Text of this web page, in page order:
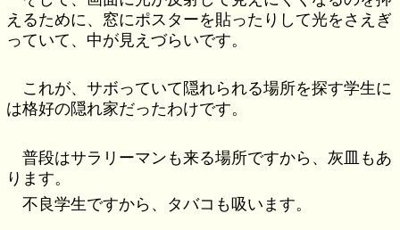
えるために、窓にポスターを貼ったりして光をさえぎ
っていて、中が見えづらいです。
これが、サボっていて隠れられる場所を探す学生に
は格好の隠れ家だったわけです。
普段はサラリーマンも来る場所ですから、灰皿もあ
ります。
不良学生ですから、タバコも吸います。